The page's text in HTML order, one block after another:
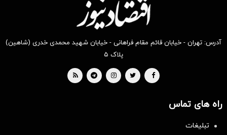
آدرس: تهران - خیابان قائم مقام فراهانی - خیابان شهید محمدی خدری (شاهین)
پلاک ۵
راه های تماس
تبلیغات